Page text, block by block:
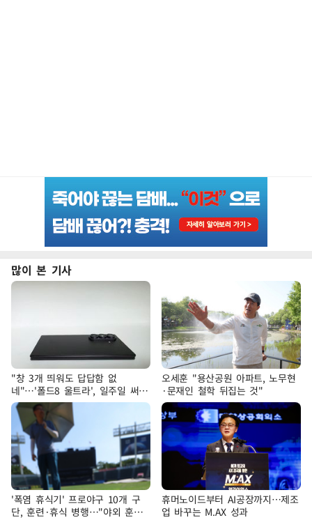
많이 본 기사
"창 3개 띄워도 답답함 없
네"…'폴드8 울트라', 일주일 써보
니
오세훈 "용산공원 아파트, 노무현
·문재인 철학 뒤집는 것"
'폭염 휴식기' 프로야구 10개 구
단, 훈련·휴식 병행…"야외 훈련
휴머노이드부터 AI공장까지…제조
업 바꾸는 M.AX 성과